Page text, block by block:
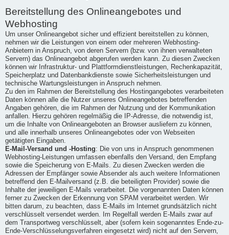
Bereitstellung des Onlineangebotes und
Webhosting
Um unser Onlineangebot sicher und effizient bereitstellen zu können,
nehmen wir die Leistungen von einem oder mehreren Webhosting-
Anbietern in Anspruch, von deren Servern (bzw. von ihnen verwalteten
Servern) das Onlineangebot abgerufen werden kann. Zu diesen Zwecken
können wir Infrastruktur- und Plattformdienstleistungen, Rechenkapazität,
Speicherplatz und Datenbankdienste sowie Sicherheitsleistungen und
technische Wartungsleistungen in Anspruch nehmen.
Zu den im Rahmen der Bereitstellung des Hostingangebotes verarbeiteten
Daten können alle die Nutzer unseres Onlineangebotes betreffenden
Angaben gehören, die im Rahmen der Nutzung und der Kommunikation
anfallen. Hierzu gehören regelmäßig die IP-Adresse, die notwendig ist,
um die Inhalte von Onlineangeboten an Browser ausliefern zu können,
und alle innerhalb unseres Onlineangebotes oder von Webseiten
getätigten Eingaben.
E-Mail-Versand und -Hosting: Die von uns in Anspruch genommenen
Webhosting-Leistungen umfassen ebenfalls den Versand, den Empfang
sowie die Speicherung von E-Mails. Zu diesen Zwecken werden die
Adressen der Empfänger sowie Absender als auch weitere Informationen
betreffend den E-Mailversand (z.B. die beteiligten Provider) sowie die
Inhalte der jeweiligen E-Mails verarbeitet. Die vorgenannten Daten können
ferner zu Zwecken der Erkennung von SPAM verarbeitet werden. Wir
bitten darum, zu beachten, dass E-Mails im Internet grundsätzlich nicht
verschlüsselt versendet werden. Im Regelfall werden E-Mails zwar auf
dem Transportweg verschlüsselt, aber (sofern kein sogenanntes Ende-zu-
Ende-Verschlüsselungsverfahren eingesetzt wird) nicht auf den Servern,